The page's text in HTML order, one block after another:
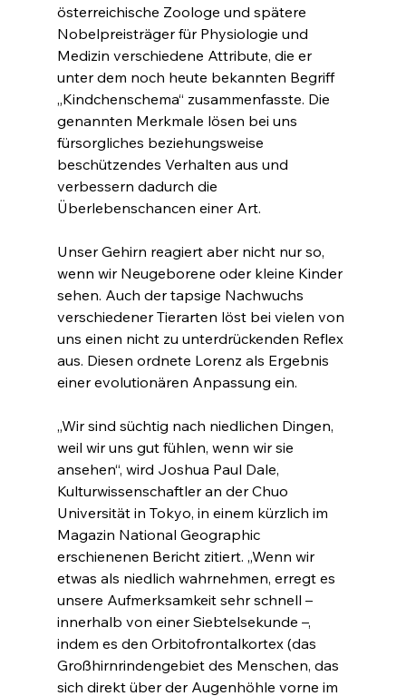
österreichische Zoologe und spätere
Nobelpreisträger für Physiologie und
Medizin verschiedene Attribute, die er
unter dem noch heute bekannten Begriff
„Kindchenschema“ zusammenfasste. Die
genannten Merkmale lösen bei uns
fürsorgliches beziehungsweise
beschützendes Verhalten aus und
verbessern dadurch die
Überlebenschancen einer Art.
Unser Gehirn reagiert aber nicht nur so,
wenn wir Neugeborene oder kleine Kinder
sehen. Auch der tapsige Nachwuchs
verschiedener Tierarten löst bei vielen von
uns einen nicht zu unterdrückenden Reflex
aus. Diesen ordnete Lorenz als Ergebnis
einer evolutionären Anpassung ein.
„Wir sind süchtig nach niedlichen Dingen,
weil wir uns gut fühlen, wenn wir sie
ansehen“, wird Joshua Paul Dale,
Kulturwissenschaftler an der Chuo
Universität in Tokyo, in einem kürzlich im
Magazin National Geographic
erschienenen Bericht zitiert. „Wenn wir
etwas als niedlich wahrnehmen, erregt es
unsere Aufmerksamkeit sehr schnell –
innerhalb von einer Siebtelsekunde –,
indem es den Orbitofrontalkortex (das
Großhirnrindengebiet des Menschen, das
sich direkt über der Augenhöhle vorne im